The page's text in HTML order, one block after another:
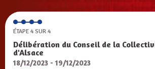
ÉTAPE 4 SUR 4
Délibération du Conseil de la
d'Alsace
18/12/2023 - 19/12/2023